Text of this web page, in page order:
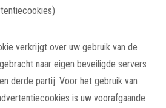
verkrijgt over uw gebruik van de
naar eigen beveiligde servers
derde partij. Voor het gebruik van
is uw voorafgaande